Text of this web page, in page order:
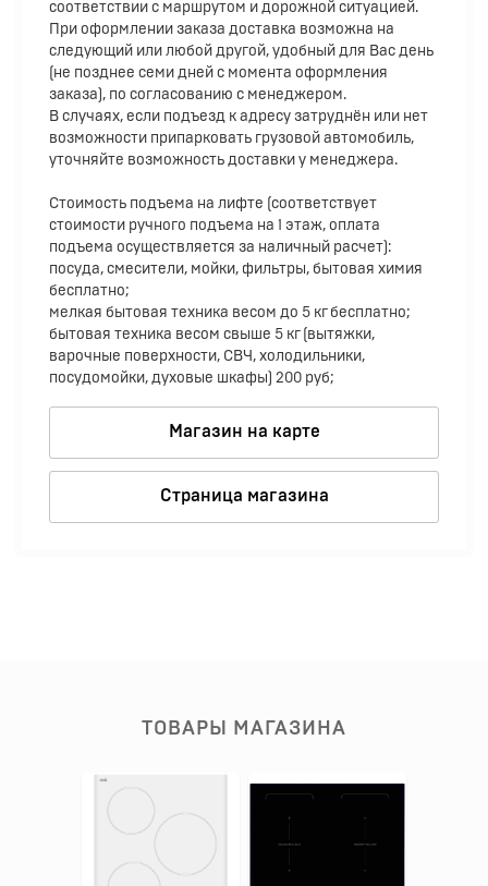
соответствии с маршрутом и дорожной ситуацией.
При оформлении заказа доставка возможна на
следующий или любой другой, удобный для Вас день
(не позднее семи дней с момента оформления
заказа), по согласованию с менеджером.
В случаях, если подъезд к адресу затруднён или нет
возможности припарковать грузовой автомобиль,
уточняйте возможность доставки у менеджера.
Стоимость подъема на лифте (соответствует
стоимости ручного подъема на 1 этаж, оплата
подъема осуществляется за наличный расчет):
посуда, смесители, мойки, фильтры, бытовая химия
бесплатно;
мелкая бытовая техника весом до 5 кг бесплатно;
бытовая техника весом свыше 5 кг (вытяжки,
варочные поверхности, СВЧ, холодильники,
посудомойки, духовые шкафы) 200 руб;
Магазин на карте
Страница магазина
ТОВАРЫ МАГАЗИНА